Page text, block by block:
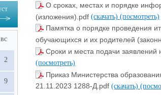
О сроках, местах и порядке
(изложения).pdf (скачать) (посмотреть)
Памятка о порядке проведения
обучающихся и их родителей
Сроки и места подачи заявлений
(посмотреть)
Приказ Министерства
21.11.2023 1288-Д.pdf (скачать)
вс
2
9